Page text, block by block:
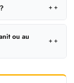
＋
ou au
＋